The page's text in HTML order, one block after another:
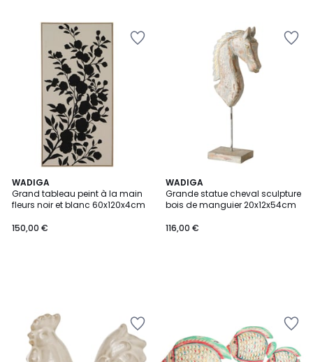
WADIGA
Grand tableau peint à la main
fleurs noir et blanc 60x120x4cm
150,00 €
WADIGA
Grande statue cheval sculpture
bois de manguier 20x12x54cm
116,00 €